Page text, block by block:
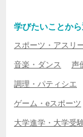
学びたいことか
スポーツ・アスリ
音楽・ダンス 声
調理・パティシエ
ゲーム・eスポーツ
大学進学・大学受